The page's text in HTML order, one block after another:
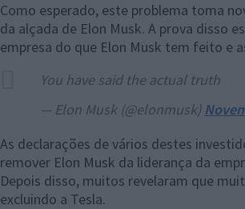
Como esperado, este problema toma
da alçada de Elon Musk. A prova disso
empresa do que Elon Musk tem feito e
You have said the actual truth
— Elon Musk (@elonmusk)
As declarações de vários destes
remover Elon Musk da liderança da
Depois disso, muitos revelaram que
excluindo a Tesla.